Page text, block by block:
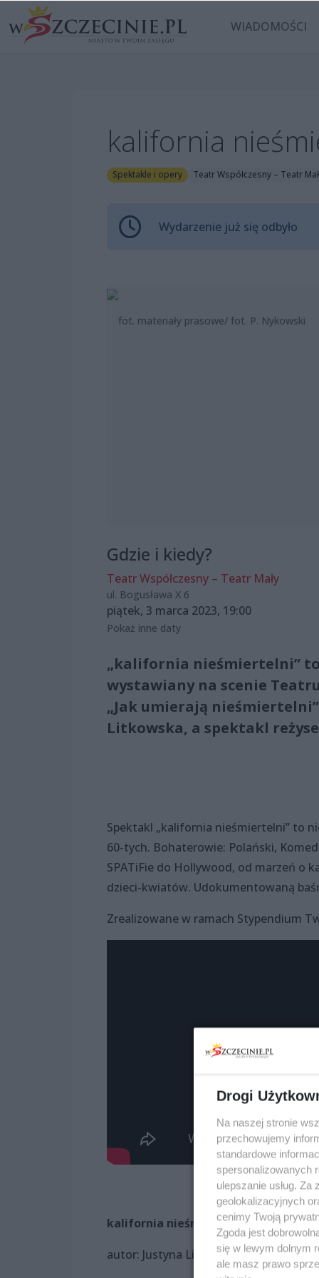
WIADOMOŚCI
kalifornia
Spektakle i opery Teatr Współczesny – Teatr
Wydarzenie już się odbyło
fot. materiały prasowe/ fot. P. Nykowski
Gdzie i kiedy?
Teatr Współczesny – Teatr Mały
ul. Bogusława X 6
piątek, 3 marca 2023, 19:00
Pokaż inne daty
„kalifornia nieśmiertelni”
wystawiany na scenie
„Jak umierają
Litkowska, a spektakl
Spektakl „kalifornia nieśmiertelni” to
60-tych. Bohaterowie: Polański,
SPATiFie do Hollywood, od marzeń o
dzieci-kwiatów. Udokumentowaną
Zrealizowane w ramach Stypendium
kalifornia nieśmiertelni
autor: Justyna Litkowska
Drogi
Na naszej stronie
przechowujemy
standardowe
spersonalizowanych
ulepszanie usług.
geolokalizacyjnych
cenimy Twoją
Zgoda jest
się w lewym dolnym
ale masz prawo